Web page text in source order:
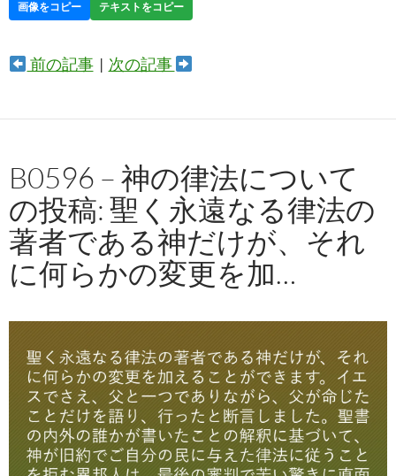
画像をコピー テキストをコピー
前の記事| 次の記事
B0596 – 神の律法について
の投稿: 聖く永遠なる律法の
著者である神だけが、それ
に何らかの変更を加…